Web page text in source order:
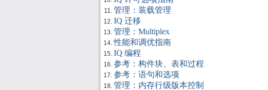
管理：装载管理
IQ 迁移
管理：Multiplex
性能和调优指南
IQ 编程
参考：构件块、表和过程
参考：语句和选项
管理：内存行级版本控制